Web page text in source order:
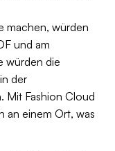
machen, würden
und am
würden die
der
Mit Fashion Cloud
an einem Ort, was